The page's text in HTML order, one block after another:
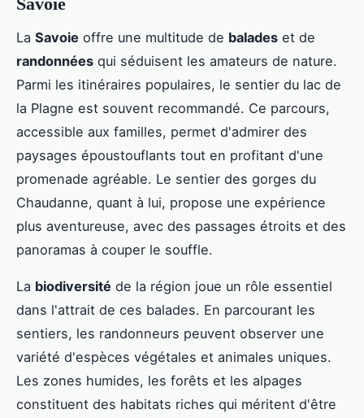
La Savoie offre une multitude de balades et de
randonnées qui séduisent les amateurs de nature.
Parmi les itinéraires populaires, le sentier du lac de
la Plagne est souvent recommandé. Ce parcours,
accessible aux familles, permet d'admirer des
paysages époustouflants tout en profitant d'une
promenade agréable. Le sentier des gorges du
Chaudanne, quant à lui, propose une expérience
plus aventureuse, avec des passages étroits et des
panoramas à couper le souffle.
La biodiversité de la région joue un rôle essentiel
dans l'attrait de ces balades. En parcourant les
sentiers, les randonneurs peuvent observer une
variété d'espèces végétales et animales uniques.
Les zones humides, les forêts et les alpages
constituent des habitats riches qui méritent d'être